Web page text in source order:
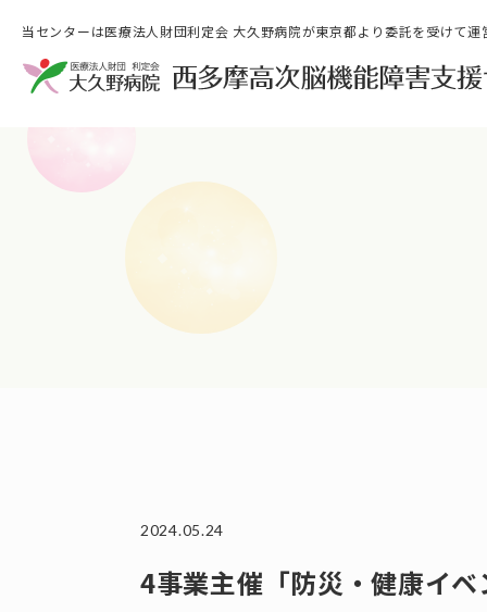
当センターは医療法人財団利定会 大久野病院が東京都より委託を受けて運
2024.05.24
4事業主催「防災・健康イ